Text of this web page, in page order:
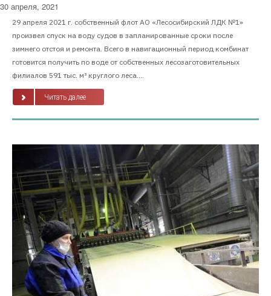
30 апреля, 2021
29 апреля 2021 г. собственный флот АО «Лесосибирский ЛДК №1»
произвел спуск на воду судов в запланированные сроки после
зимнего отстоя и ремонта. Всего в навигационный период комбинат
готовится получить по воде от собственных лесозаготовительных
филиалов 591 тыс. м³ круглого леса....
Читать далее